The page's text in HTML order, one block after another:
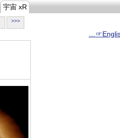
宇宙 xR
>>>